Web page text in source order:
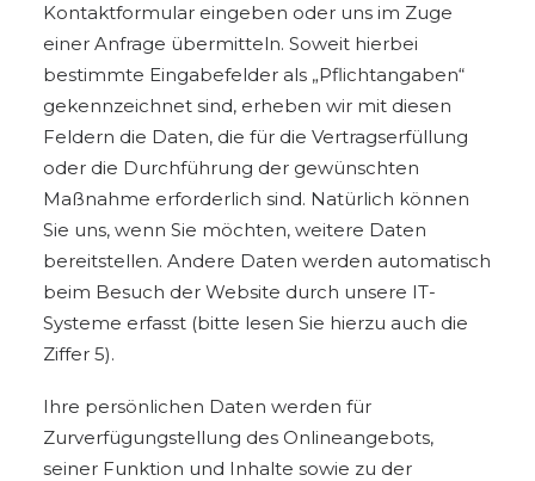
Kontaktformular eingeben oder uns im Zuge
einer Anfrage übermitteln. Soweit hierbei
bestimmte Eingabefelder als „Pflichtangaben“
gekennzeichnet sind, erheben wir mit diesen
Feldern die Daten, die für die Vertragserfüllung
oder die Durchführung der gewünschten
Maßnahme erforderlich sind. Natürlich können
Sie uns, wenn Sie möchten, weitere Daten
bereitstellen. Andere Daten werden automatisch
beim Besuch der Website durch unsere IT-
Systeme erfasst (bitte lesen Sie hierzu auch die
Ziffer 5).
Ihre persönlichen Daten werden für
Zurverfügungstellung des Onlineangebots,
seiner Funktion und Inhalte sowie zu der